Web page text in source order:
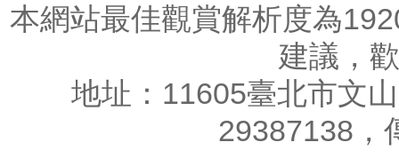
本網站最佳觀賞解析度為
建議，
地址：11605臺北市文
29387138，